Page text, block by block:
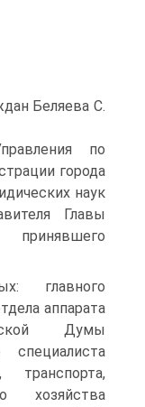
Беляева С.
по
города
наук
Главы
главного
аппарата
Думы
транспорта,
хозяйства